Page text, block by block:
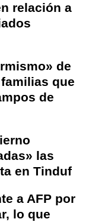
relación a
de
que
de
las
en Tinduf
a AFP por
lo que